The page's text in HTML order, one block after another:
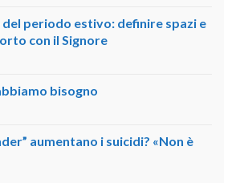
periodo estivo: definire spazi e
con il Signore
bisogno
aumentano i suicidi? «Non è